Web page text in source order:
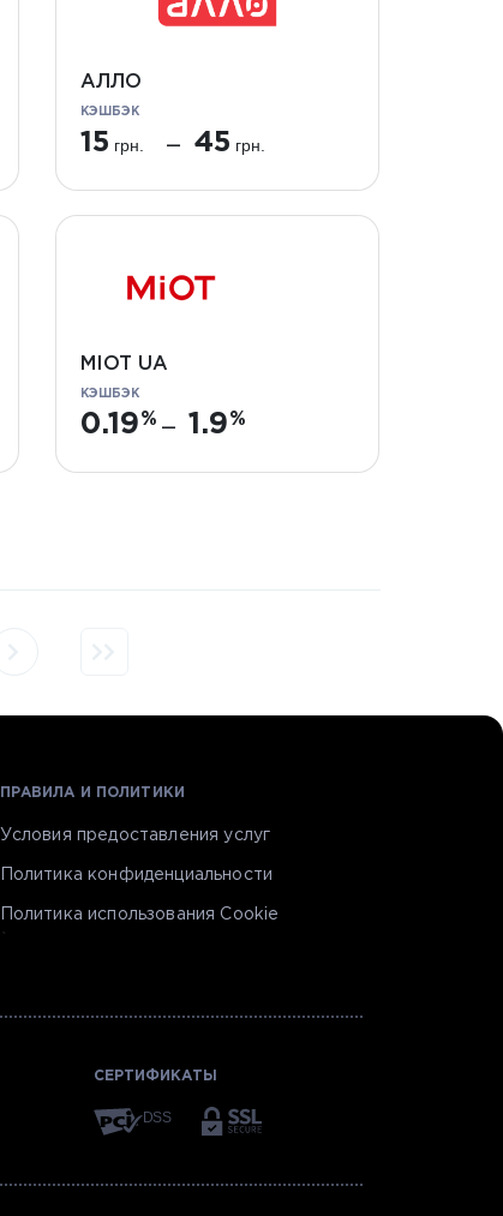
АЛЛО
КЭШБЭК
15 грн. — 45 грн.
MIOT UA
КЭШБЭК
0.19 — 1.9
ПРАВИЛА И ПОЛИТИКИ
Условия предоставления услуг
Политика конфиденциальности
Политика использования Cookie
СЕРТИФИКАТЫ